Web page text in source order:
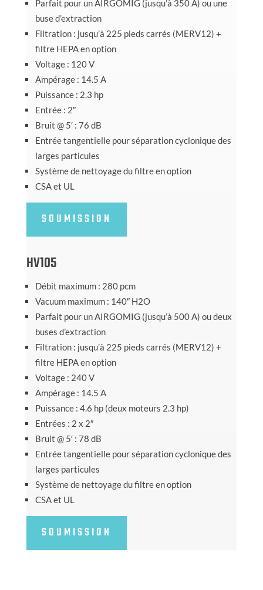
Parfait pour un AIRGOMIG (jusqu’à 350 A) ou une
buse d’extraction
Filtration : jusqu’à 225 pieds carrés (MERV12) +
filtre HEPA en option
Voltage : 120 V
Ampérage : 14.5 A
Puissance : 2.3 hp
Entrée : 2″
Bruit @ 5′ : 76 dB
Entrée tangentielle pour séparation cyclonique des
larges particules
Système de nettoyage du filtre en option
CSA et UL
SOUMISSION
HV105
Débit maximum : 280 pcm
Vacuum maximum : 140″ H2O
Parfait pour un AIRGOMIG (jusqu’à 500 A) ou deux
buses d’extraction
Filtration : jusqu’à 225 pieds carrés (MERV12) +
filtre HEPA en option
Voltage : 240 V
Ampérage : 14.5 A
Puissance : 4.6 hp (deux moteurs 2.3 hp)
Entrées : 2 x 2″
Bruit @ 5′ : 78 dB
Entrée tangentielle pour séparation cyclonique des
larges particules
Système de nettoyage du filtre en option
CSA et UL
SOUMISSION